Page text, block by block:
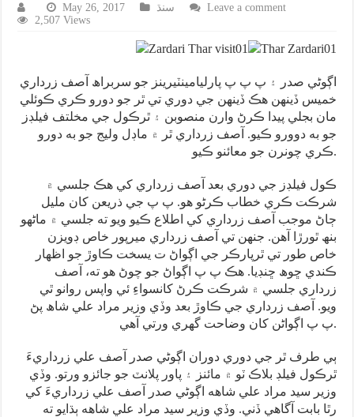
May 26, 2017 سنڌ
Leave a comment
2,507 Views
اڳوڻي صدر ۽ پ پ پ پارليامينٽيرينز جو سربراھ آصف زرداري
خميس ڏينهن هڪ ڏينهن جي دوري تي ٿر جو دورو ڪري ڪوئلي
مان بجلي پيدا ڪرڻ وارن منصوبن ۽ ٿرڪول جي مخلتف فيلڊز
جو به دوورو ڪيو. آصف زرداري ٿر ۾ ماڊل وليج جو به دورو
ڪري چونرن جو معائنو ڪيو.
ڪول فيلڊز جي دوري بعد آصف زرداري کي هڪ جلسي ۾
شرڪت ڪري خطاب ڪرڻو هو. پ پ جي ذريعن کان مليل
ڄاڻ موجب آصف زرداري کي اطلاع ڪيو ويو ته جلسي ۾ ماڻهو
بنھ ٿورڙا آهن. جنهن تي آصف زرداري ميرپور خاص ڊويزن
خاص طور تي ٿرپارڪر جي اڳواڻ ت يسخت ڪاوڙ جو اظهار
ڪندي ڇوھ ڇنڊيا. هڪ پ پ اڳواڻ جو چوڻ هو ته، آصف
زرداري جلسي ۾ شرڪت ڪرڻ کانسواءِ ئي واپس روانو ٿي
ويو. آصف زرداري جي ڪاوڙ بعد وڏي وزير مراد علي شاھ پڻ
پ پ اڳواڻن کان وضاحت گهري ورتي آهي.
ٻي طرف ٿر جي دوري دوران اڳوڻي صدر آصف علي زرداريءَ
ٿرڪول فيلڊ بلاڪ ٽو ۾ مائنز ۽ پاور پلانٽ جو جائزو ورتو. وڏي
وزير سيد مراد علي شاهه اڳوڻي صدر آصف علي زرداريءَ کي
رٿا بابت آگاهي ڏني. وڏي وزير سيد مراد علي شاهه ٻڌايو ته